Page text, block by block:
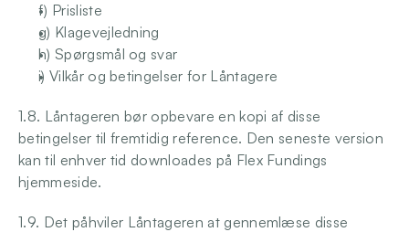
f) Prisliste
g) Klagevejledning
h) Spørgsmål og svar
i) Vilkår og betingelser for Låntagere
1.8. Låntageren bør opbevare en kopi af disse
betingelser til fremtidig reference. Den seneste version
kan til enhver tid downloades på Flex Fundings
hjemmeside.
1.9. Det påhviler Låntageren at gennemlæse disse